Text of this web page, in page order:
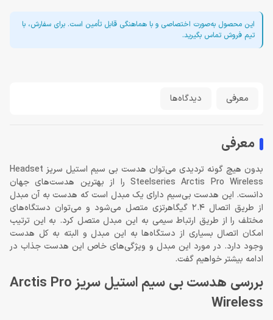
این محصول به‌صورت اختصاصی و با هماهنگی قابل تأمین است. برای سفارش، با
تیم فروش تماس بگیرید.
معرفی دیدگاه‌ها
معرفی
بدون هیچ گونه تردیدی می‌توان هدست بی سیم استیل سریز Headset
Steelseries Arctis Pro Wireless را از بهترین هدست‌های جهان
دانست. این هدست بی‌سیم دارای یک مبدل است که هدست به آن مبدل
از طریق اتصال 2.4 گیگاهرتزی متصل می‌شود و می‌توان دستگاه‌های
مختلف را از طریق ارتباط سیمی به این مبدل متصل کرد. به این ترتیب
امکان اتصال بسیاری از دستگاه‌ها به این مبدل و البته به کل هدست
وجود دارد. در مورد این مبدل و ویژگی‌های خاص این هدست جذاب در
ادامه بیشتر خواهیم گفت.
بررسی هدست بی سیم استیل سریز Arctis Pro
Wireless